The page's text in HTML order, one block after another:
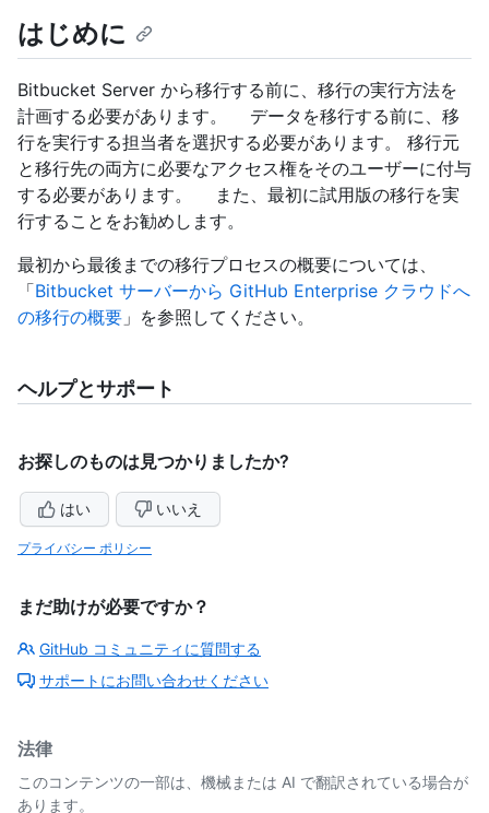
はじめに
Bitbucket Server から移行する前に、移行の実行方法を
計画する必要があります。 データを移行する前に、移
行を実行する担当者を選択する必要があります。 移行元
と移行先の両方に必要なアクセス権をそのユーザーに付与
する必要があります。 また、最初に試用版の移行を実
行することをお勧めします。
最初から最後までの移行プロセスの概要については、
「Bitbucket サーバーから GitHub Enterprise クラウドへ
の移行の概要 」を参照してください。
ヘルプとサポート
お探しのものは見つかりましたか?
はい いいえ
プライバシー ポリシー
まだ助けが必要ですか？
GitHub コミュニティに質問する
サポートにお問い合わせください
法律
このコンテンツの一部は、機械または AI で翻訳されている場合が
あります。